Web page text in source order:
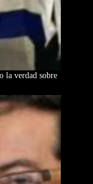
la verdad sobre